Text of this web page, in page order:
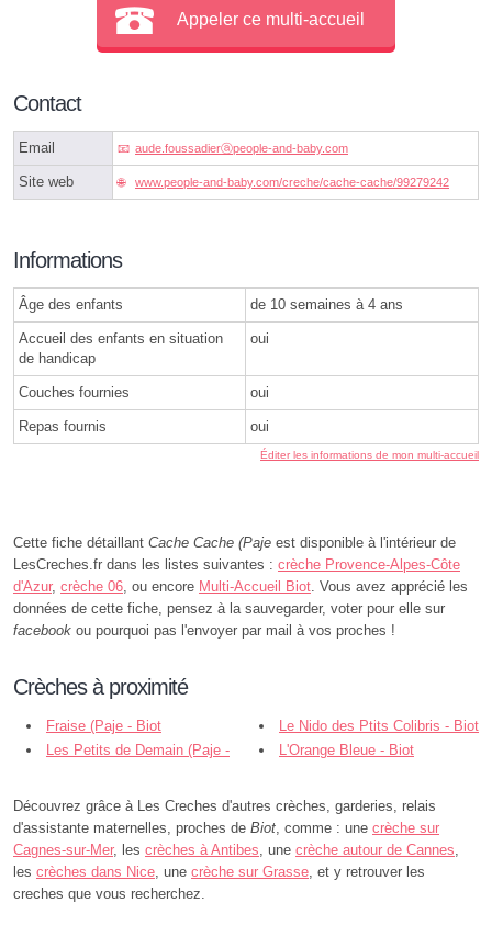
Appeler ce multi-accueil
Contact
Email aude.foussadierⓐpeople-and-baby.com
Site web www.people-and-baby.com/creche/cache-cache/99279242
Informations
Âge des enfants de 10 semaines à 4 ans
Accueil des enfants en situation
de handicap
oui
Couches fournies oui
Repas fournis oui
Éditer les informations de mon multi-accueil
Cette fiche détaillant Cache Cache (Paje est disponible à l'intérieur de
LesCreches.fr dans les listes suivantes : crèche Provence-Alpes-Côte
d'Azur, crèche 06 , ou encore Multi-Accueil Biot . Vous avez apprécié les
données de cette fiche, pensez à la sauvegarder, voter pour elle sur
facebook ou pourquoi pas l'envoyer par mail à vos proches !
Crèches à proximité
Fraise (Paje - Biot
Le Nido des Ptits Colibris - Biot
Les Petits de Demain (Paje -
L'Orange Bleue - Biot
Découvrez grâce à Les Creches d'autres crèches, garderies, relais
d'assistante maternelles, proches de Biot , comme : une crèche sur
Cagnes-sur-Mer, les crèches à Antibes , une crèche autour de Cannes
les crèches dans Nice , une crèche sur Grasse , et y retrouver les
creches que vous recherchez.